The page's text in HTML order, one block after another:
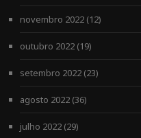
novembro 2022(12)
outubro 2022(19)
setembro 2022(23)
agosto 2022(36)
julho 2022(29)